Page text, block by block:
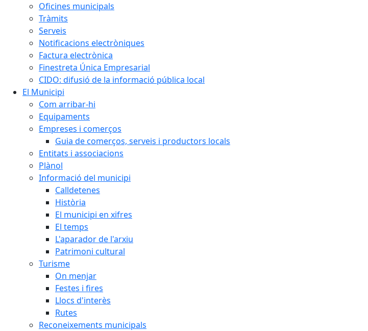
Oficines municipals
Tràmits
Serveis
Notificacions electròniques
Factura electrònica
Finestreta Única Empresarial
CIDO: difusió de la informació pública local
El Municipi
Com arribar-hi
Equipaments
Empreses i comerços
Guia de comerços, serveis i productors locals
Entitats i associacions
Plànol
Informació del municipi
Calldetenes
Història
El municipi en xifres
El temps
L'aparador de l'arxiu
Patrimoni cultural
Turisme
On menjar
Festes i fires
Llocs d'interès
Rutes
Reconeixements municipals